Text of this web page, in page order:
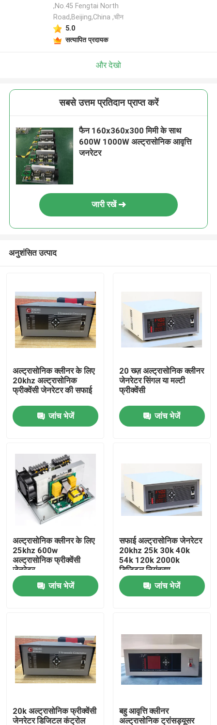
उत्पादों
हमारे बारे में
कारखाना भ्रमण
गुणवत्ता नियंत्रण
संपर्क करें
अल्ट्रासोनिक सफाई ट्रांसड्यूसर
बहु आवृत्ति अल्ट्रासोनिक ट्रांसड्यूसर
,No.45 Fengtai North
Road,Beijing,China ,चीन
5.0
सत्यापित प्रदायक
और देखो
सबसे उत्तम प्रतिदान प्राप्त करें
फैन 160x360x300 मिमी के साथ
600W 1000W अल्ट्रासोनिक आवृत्ति
जनरेटर
जारी रखें
अनुशंसित उत्पाद
अल्ट्रासोनिक क्लीनर के लिए
20khz अल्ट्रासोनिक
फ्रीक्वेंसी जेनरेटर की सफाई
जांच भेजें
20 ख्ज़ अल्ट्रासोनिक क्लीनर
जेनरेटर सिंगल या मल्टी
फ्रीक्वेंसी
जांच भेजें
अल्ट्रासोनिक क्लीनर के लिए
25khz 600w
अल्ट्रासोनिक फ्रीक्वेंसी
जेनरेटर
जांच भेजें
सफाई अल्ट्रासोनिक जेनरेटर
20khz 25k 30k 40k
54k 120k 2000k
डिजिटल नियंत्रण
जांच भेजें
20k अल्ट्रासोनिक फ्रीक्वेंसी
जेनरेटर डिजिटल कंट्रोल
बहु आवृत्ति क्लीनर
अल्ट्रासोनिक ट्रांसड्यूसर